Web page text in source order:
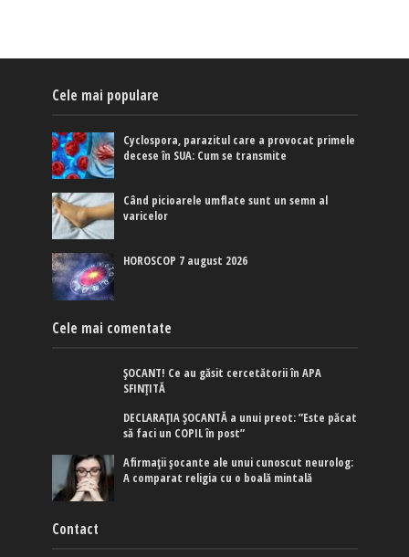
Cele mai populare
Cyclospora, parazitul care a provocat primele
decese în SUA: Cum se transmite
Când picioarele umflate sunt un semn al
varicelor
HOROSCOP 7 august 2026
Cele mai comentate
ȘOCANT! Ce au găsit cercetătorii în APA
SFINȚITĂ
DECLARAȚIA ȘOCANTĂ a unui preot: ”Este păcat
să faci un COPIL în post”
Afirmaţii şocante ale unui cunoscut neurolog:
A comparat religia cu o boală mintală
Contact